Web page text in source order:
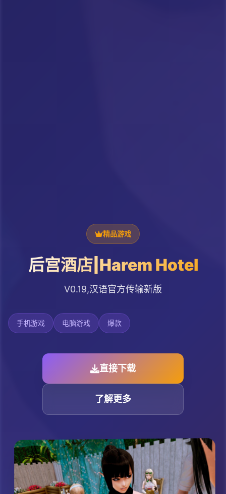
精品游戏
后宫酒店|Harem Hotel
V0.19,汉语官方传输新版
手机游戏 电脑游戏 爆款
直接下载
了解更多